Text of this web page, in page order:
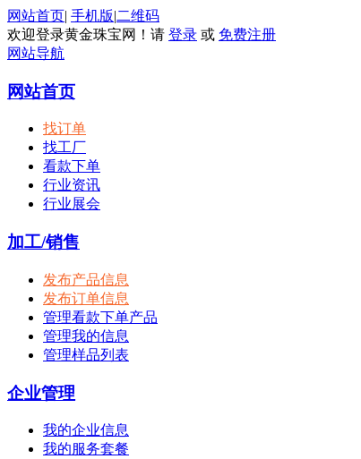
网站首页| 手机版|二维码
欢迎登录黄金珠宝网！请 登录 或 免费注册
网站导航
网站首页
找订单
找工厂
看款下单
行业资讯
行业展会
加工/销售
发布产品信息
发布订单信息
管理看款下单产品
管理我的信息
管理样品列表
企业管理
我的企业信息
我的服务套餐